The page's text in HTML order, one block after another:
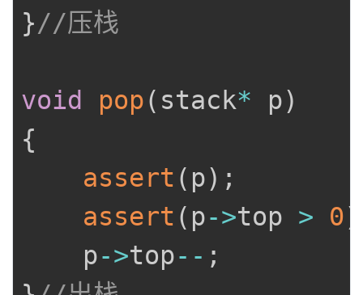
}//压栈
void pop( stack* p)
{
assert ( p) ;
assert ( p->top > 0)
	p
->top-- ;